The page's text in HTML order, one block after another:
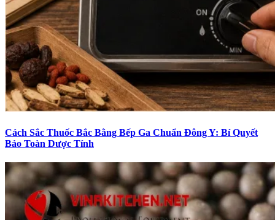
Cách Sắc Thuốc Bắc Bằng Bếp Ga Chuẩn Đông Y: Bí Quyết
Bảo Toàn Dược Tính